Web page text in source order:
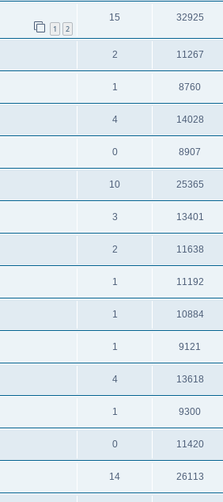
1 2
15 32925
2 11267
1 8760
4 14028
0 8907
10 25365
3 13401
2 11638
1 11192
1 10884
1 9121
4 13618
1 9300
0 11420
14 26113